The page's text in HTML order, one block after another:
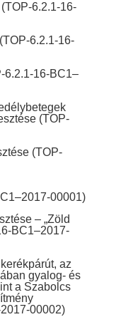
6.2.1-16-
6.2.1-16-
6.2.1-16-BC1–
(TOP-
(TOP-
00001)
– „Zöld
BC1–2017-
az
gyalog- és
a Szabolcs
00002)